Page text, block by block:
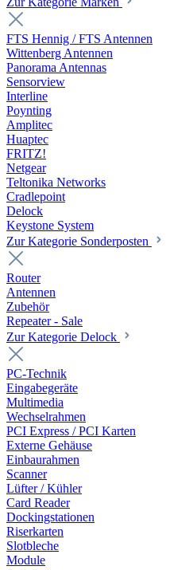
FTS Hennig / FTS Antennen
Wittenberg Antennen
Panorama Antennas
Sensorview
Interline
Poynting
Amplitec
Huaptec
FRITZ!
Netgear
Teltonika Networks
Cradlepoint
Delock
Keystone System
Zur Kategorie Sonderposten
Router
Antennen
Zubehör
Repeater - Sale
Zur Kategorie Delock
PC-Technik
Eingabegeräte
Multimedia
Wechselrahmen
PCI Express / PCI Karten
Externe Gehäuse
Einbaurahmen
Scanner
Lüfter / Kühler
Card Reader
Dockingstationen
Riserkarten
Slotbleche
Module